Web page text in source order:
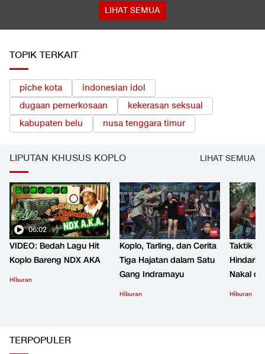
LIHAT SEMUA
TOPIK TERKAIT
piche kota
indonesian idol
dugaan pemerkosaan
kekerasan seksual
kabupaten belu
nusa tenggara timur
LIPUTAN KHUSUS KOPLO LIHAT SEMUA
06:02
VIDEO: Bedah Lagu Hit
Koplo Bareng NDX AKA
Hiburan
Koplo, Tarling, dan Cerita
Tiga Hajatan dalam Satu
Gang Indramayu
Hiburan
Taktik
Hindari
Nakal
Hiburan
TERPOPULER